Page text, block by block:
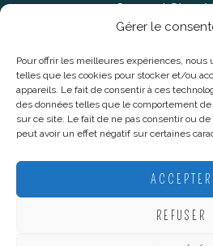
Gérer le
Pour offrir les meilleures expériences, nous
telles que les cookies pour stocker et/ou
appareils. Le fait de consentir à ces
des données telles que le comportement
sur ce site. Le fait de ne pas consentir ou
peut avoir un effet négatif sur certaines
ACCEPTER
REFUSER
Concept Store
Informations
CGV
Politique De
Plan du